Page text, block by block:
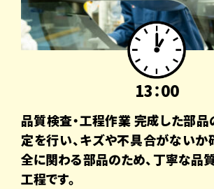
13：00
品質検査・工程作業 完成した部品
定を行い、キズや不具合がないか
全に関わる部品のため、丁寧な品
工程です。